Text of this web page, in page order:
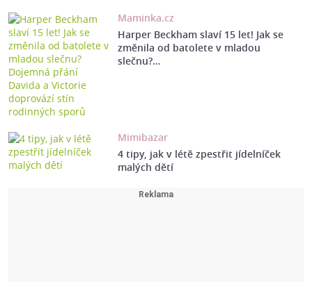
Maminka.cz
Harper Beckham slaví 15 let! Jak se
změnila od batolete v mladou
slečnu?…
Mimibazar
4 tipy, jak v létě zpestřit jídelníček
malých dětí